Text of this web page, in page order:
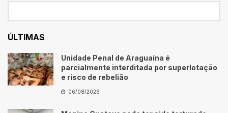
ÚLTIMAS
Unidade Penal de Araguaína é
parcialmente interditada por superlotação
e risco de rebelião
06/08/2026